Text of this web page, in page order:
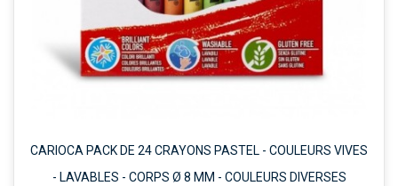
CARIOCA PACK DE 24 CRAYONS PASTEL - COULEURS VIVES
- LAVABLES - CORPS Ø 8 MM - COULEURS DIVERSES